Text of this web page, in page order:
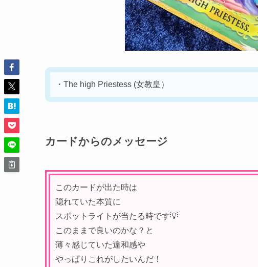
・The high Priestess (女教皇）
カードからのメッセージ
このカードが出た時は
隠れていた本質に
スポットライトが当たる時です💡
このままで良いのかな？と
薄々感じていた違和感や
やっぱりこれがしたいんだ！